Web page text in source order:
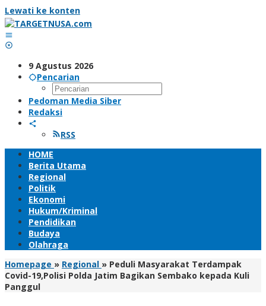
Lewati ke konten
9 Agustus 2026
Pencarian
Pedoman Media Siber
Redaksi
RSS
HOME
Berita Utama
Regional
Politik
Ekonomi
Hukum/Kriminal
Pendidikan
Budaya
Olahraga
Homepage » Regional » Peduli Masyarakat Terdampak
Covid-19,Polisi Polda Jatim Bagikan Sembako kepada Kuli
Panggul